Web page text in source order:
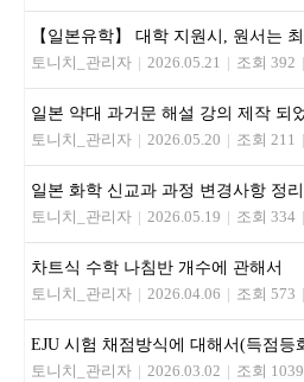
【일본유학】 대학 지원시, 원서는
토니치_관리자 | 2026.05.21 | 조회 392 |
일본 약대 과거문 해설 강의 제작 되
토니치_관리자 | 2026.05.20 | 조회 211 |
일본 화학 신교과 과정 변경사항 정
토니치_관리자 | 2026.05.19 | 조회 334 |
차트식 수학 나침반 개수에 관해서
토니치_관리자 | 2026.04.06 | 조회 573 |
EJU 시험 채점방식에 대해서(득점등
토니치_관리자 | 2026.03.02 | 조회 1039